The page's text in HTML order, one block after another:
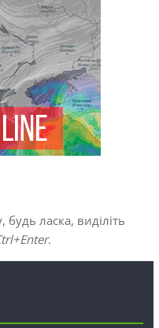
ласка, виділіть
.